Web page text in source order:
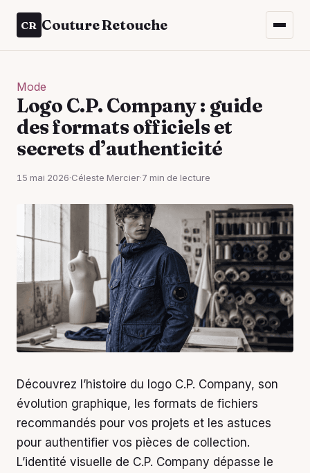
CR Couture Retouche
Mode
Logo C.P. Company : guide
des formats officiels et
secrets d’authenticité
15 mai 2026·Céleste Mercier·7 min de lecture
Découvrez l’histoire du logo C.P. Company, son
évolution graphique, les formats de fichiers
recommandés pour vos projets et les astuces
pour authentifier vos pièces de collection.
L’identité visuelle de C.P. Company dépasse le